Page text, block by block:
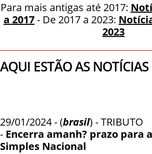
Para mais antigas até 2017:
a 2017- De 2017 a 2023:
2023
AQUI ESTÃO AS
29/01/2024 - (brasil) - TRIBUTO
- Encerra amanh? prazo para
Simples Nacional